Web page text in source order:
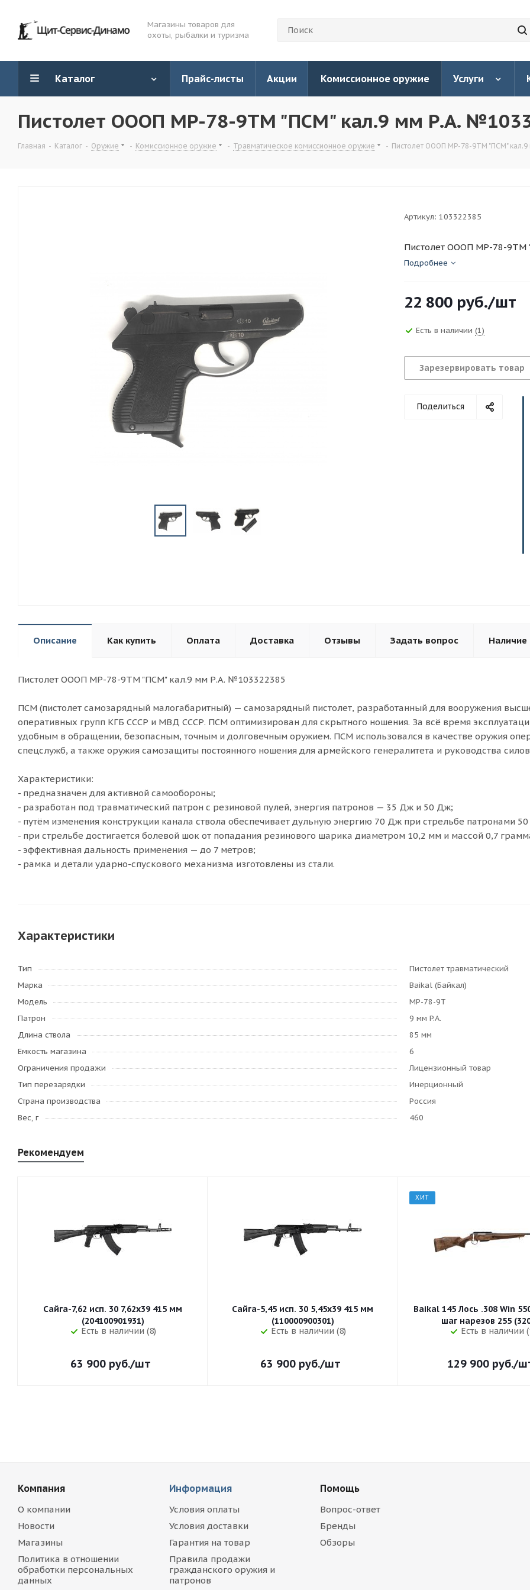
Магазины товаров для
охоты, рыбалки и туризма
Каталог Прайс-листы Акции Комиссионное оружие Услуги
Пистолет ОООП МР-78-9ТМ "ПСМ" кал.9 мм Р.А.
Главная - Каталог - Оружие - Комиссионное оружие - Травматическое комиссионное оружие - Пистолет ОООП МР-78-9ТМ "ПСМ"
Артикул: 103322385
Пистолет ОООП МР-78-9ТМ
Подробнее
22 800 руб./шт
Есть в наличии (1)
Зарезервировать товар
Поделиться
Описание Как купить Оплата Доставка Отзывы Задать вопрос Наличие
Пистолет ОООП МР-78-9ТМ "ПСМ" кал.9 мм Р.А. №103322385
ПСМ (пистолет самозарядный малогабаритный) — самозарядный пистолет, разработанный для вооружения
оперативных групп КГБ СССР и МВД СССР. ПСМ оптимизирован для скрытного ношения. За всё время
удобным в обращении, безопасным, точным и долговечным оружием. ПСМ использовался в качестве оружия
спецслужб, а также оружия самозащиты постоянного ношения для армейского генералитета и руководства
Характеристики:
- предназначен для активной самообороны;
- разработан под травматический патрон с резиновой пулей, энергия патронов — 35 Дж и 50 Дж;
- путём изменения конструкции канала ствола обеспечивает дульную энергию 70 Дж при стрельбе патронами
- при стрельбе достигается болевой шок от попадания резинового шарика диаметром 10,2 мм и массой 0,7
- эффективная дальность применения — до 7 метров;
- рамка и детали ударно-спускового механизма изготовлены из стали.
Характеристики
Тип
Пистолет травматический
Марка
Baikal (Байкал)
Модель
МР-78-9Т
Патрон
9 мм P.A.
Длина ствола
85 мм
Емкость магазина
6
Ограничения продажи
Лицензионный товар
Тип перезарядки
Инерционный
Страна производства
Россия
Вес, г
460
Рекомендуем
Сайга-7,62 исп. 30 7,62x39 415 мм
(204100901931)
Есть в наличии (8)
63 900 руб./шт
Сайга-5,45 исп. 30 5,45x39 415 мм
(110000900301)
Есть в наличии (8)
63 900 руб./шт
ХИТ
Baikal 145 Лось .308 Win
шаг
Есть в наличии
129 900руб./
Компания
О компании
Новости
Магазины
Политика в отношении
обработки персональных
данных
Информация
Условия оплаты
Условия доставки
Гарантия на товар
Правила продажи
гражданского оружия и
патронов
Помощь
Вопрос-ответ
Бренды
Обзоры